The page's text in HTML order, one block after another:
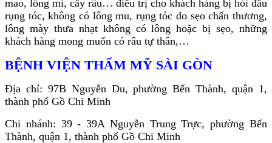
mao, lông mi, cấy râu… điều trị cho khách hàng bị hói đầu
rụng tóc, không có lông mu, rụng tóc do sẹo chấn thương,
lông mày thưa nhạt không có lông hoặc bị sẹo, những
khách hàng mong muốn có râu tự thân,…
BỆNH VIỆN THẨM MỸ SÀI GÒN
Địa chỉ: 97B Nguyễn Du, phường Bến Thành, quận 1,
thành phố Gồ Chi Minh
Chi nhánh: 39 - 39A Nguyễn Trung Trực, phường Bến
Thành, quận 1, thành phố Gồ Chi Minh